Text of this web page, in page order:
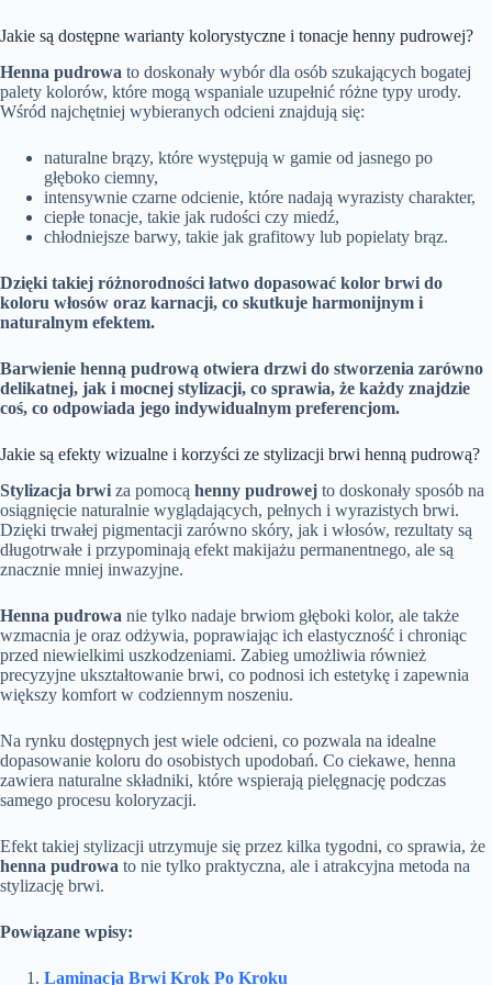
Jakie są dostępne warianty kolorystyczne i tonacje henny pudrowej?
Henna pudrowa to doskonały wybór dla osób szukających bogatej
palety kolorów, które mogą wspaniale uzupełnić różne typy urody.
Wśród najchętniej wybieranych odcieni znajdują się:
naturalne brązy, które występują w gamie od jasnego po
głęboko ciemny,
intensywnie czarne odcienie, które nadają wyrazisty charakter,
ciepłe tonacje, takie jak rudości czy miedź,
chłodniejsze barwy, takie jak grafitowy lub popielaty brąz.
Dzięki takiej różnorodności łatwo dopasować kolor brwi do
koloru włosów oraz karnacji, co skutkuje harmonijnym i
naturalnym efektem.
Barwienie henną pudrową otwiera drzwi do stworzenia zarówno
delikatnej, jak i mocnej stylizacji, co sprawia, że każdy znajdzie
coś, co odpowiada jego indywidualnym preferencjom.
Jakie są efekty wizualne i korzyści ze stylizacji brwi henną pudrową?
Stylizacja brwi za pomocą henny pudrowej to doskonały sposób na
osiągnięcie naturalnie wyglądających, pełnych i wyrazistych brwi.
Dzięki trwałej pigmentacji zarówno skóry, jak i włosów, rezultaty są
długotrwałe i przypominają efekt makijażu permanentnego, ale są
znacznie mniej inwazyjne.
Henna pudrowa nie tylko nadaje brwiom głęboki kolor, ale także
wzmacnia je oraz odżywia, poprawiając ich elastyczność i chroniąc
przed niewielkimi uszkodzeniami. Zabieg umożliwia również
precyzyjne ukształtowanie brwi, co podnosi ich estetykę i zapewnia
większy komfort w codziennym noszeniu.
Na rynku dostępnych jest wiele odcieni, co pozwala na idealne
dopasowanie koloru do osobistych upodobań. Co ciekawe, henna
zawiera naturalne składniki, które wspierają pielęgnację podczas
samego procesu koloryzacji.
Efekt takiej stylizacji utrzymuje się przez kilka tygodni, co sprawia, że
henna pudrowa to nie tylko praktyczna, ale i atrakcyjna metoda na
stylizację brwi.
Powiązane wpisy:
Laminacja Brwi Krok Po Kroku